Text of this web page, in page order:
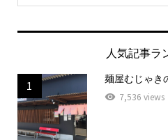
人気記事ラ
1
麺屋むじゃき
7,536 views